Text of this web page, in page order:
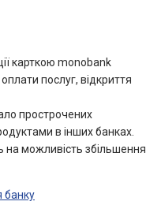
карткою monobank
послуг, відкриття
прострочених
в інших банках.
на можливість збільшення
банку